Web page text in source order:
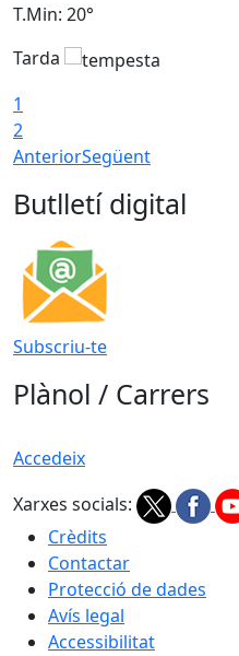
T.Min: 20°
Tarda
1
2
AnteriorSegüent
Butlletí digital
Subscriu-te
Plànol / Carrers
Accedeix
Xarxes socials:
Crèdits
Contactar
Protecció de dades
Avís legal
Accessibilitat